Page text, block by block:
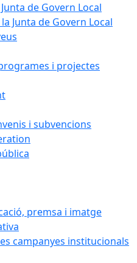
de Govern Local
Junta de Govern Local
i projectes
i subvencions
premsa i imatge
campanyes institucionals